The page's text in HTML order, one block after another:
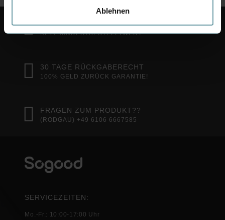
Ablehnen
VERSANDKOSTENFREIE LIEFERUNG
KEIN MINDESTBESTELLTWERT!
30 TAGE RÜCKGABERECHT
100% GELD ZURÜCK GARANTIE!
FRAGEN ZUM PRODUKT??
(RODGAU) +49 6106 6667585
SERVICEZEITEN:
Mo.-Fr.: 10:00-17:00 Uhr